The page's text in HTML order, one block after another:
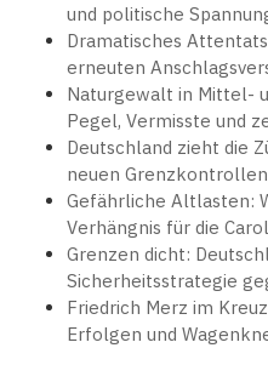
und politische
Dramatisches
erneuten
Naturgewalt in Mittel-
Pegel, Vermisste und
Deutschland zieht die
neuen
Gefährliche Altlasten:
Verhängnis für die
Grenzen dicht:
Sicherheitsstrategie
Friedrich Merz im
Erfolgen und